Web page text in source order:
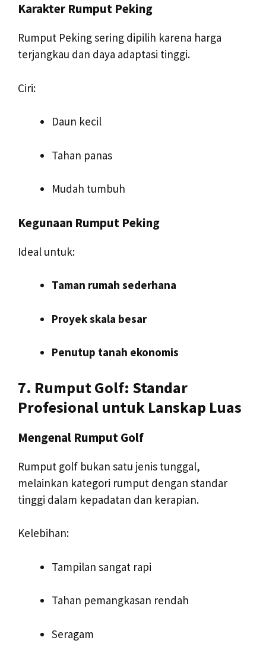
Karakter Rumput Peking
Rumput Peking sering dipilih karena harga
terjangkau dan daya adaptasi tinggi.
Ciri:
Daun kecil
Tahan panas
Mudah tumbuh
Kegunaan Rumput Peking
Ideal untuk:
Taman rumah sederhana
Proyek skala besar
Penutup tanah ekonomis
7. Rumput Golf: Standar
Profesional untuk Lanskap Luas
Mengenal Rumput Golf
Rumput golf bukan satu jenis tunggal,
melainkan kategori rumput dengan standar
tinggi dalam kepadatan dan kerapian.
Kelebihan:
Tampilan sangat rapi
Tahan pemangkasan rendah
Seragam